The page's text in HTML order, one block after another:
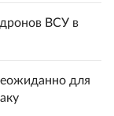
ВСУ в
для